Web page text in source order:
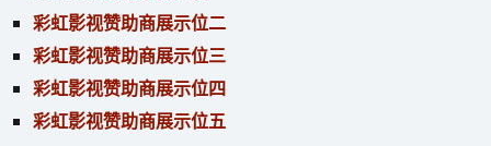
彩虹影视赞助商展示位二
彩虹影视赞助商展示位三
彩虹影视赞助商展示位四
彩虹影视赞助商展示位五